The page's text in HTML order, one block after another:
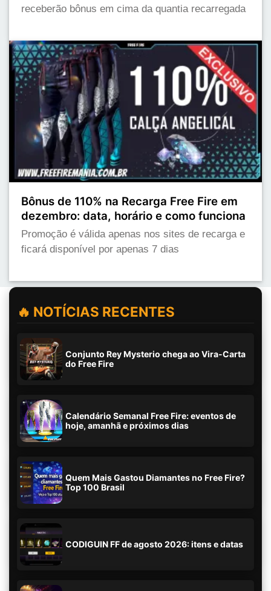
receberão bônus em cima da quantia recarregada
Bônus de 110% na Recarga Free Fire em
dezembro: data, horário e como funciona
Promoção é válida apenas nos sites de recarga e
ficará disponível por apenas 7 dias
🔥 NOTÍCIAS RECENTES
Conjunto Rey Mysterio chega ao Vira-Carta
do Free Fire
Calendário Semanal Free Fire: eventos de
hoje, amanhã e próximos dias
Quem Mais Gastou Diamantes no Free Fire?
Top 100 Brasil
CODIGUIN FF de agosto 2026: itens e datas